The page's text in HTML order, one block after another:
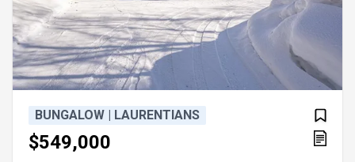
BUNGALOW | LAURENTIANS
$549,000